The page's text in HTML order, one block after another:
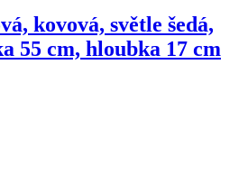
kovová, světle šedá,
55 cm, hloubka 17 cm